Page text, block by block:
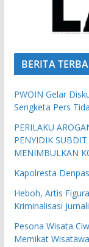
BERITA
PWOIN Gelar
Sengketa Pers
PERILAKU
PENYIDIK
MENIMBULKAN
Kapolresta
Heboh, Artis
Kriminalisasi
Pesona Wisata
Memikat